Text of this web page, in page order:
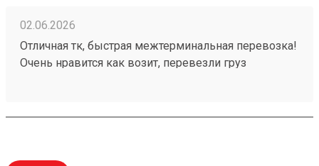
02.06.2026
Отличная тк, быстрая межтерминальная перевозка!
Очень нравится как возит, перевезли груз